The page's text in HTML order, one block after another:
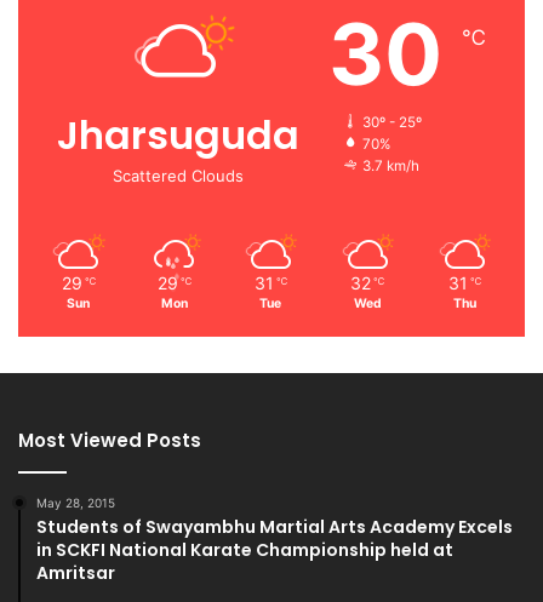
Jharsuguda
Scattered Clouds
30 ℃
30º - 25º
70%
3.7 km/h
29 ℃
Sun
29 ℃
Mon
31 ℃
Tue
32 ℃
Wed
31 ℃
Thu
Most Viewed Posts
May 28, 2015
Students of Swayambhu Martial Arts Academy Excels
in SCKFI National Karate Championship held at
Amritsar